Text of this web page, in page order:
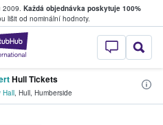
2009. Každá objednávka poskytuje 100%
lišit od nominální hodnoty.
StubHub –
a prodávají vstupenky
Hull Tickets
Hall, Hull, Humberside